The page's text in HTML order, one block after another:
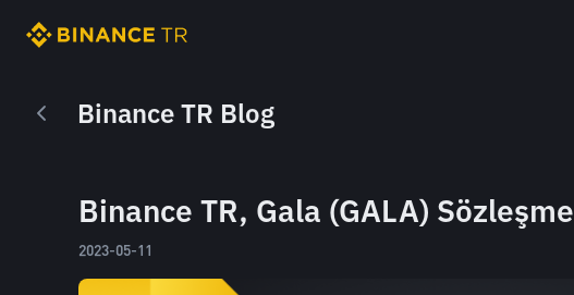
Binance TR Blog
Binance TR, Gala (GALA)
2023-05-11